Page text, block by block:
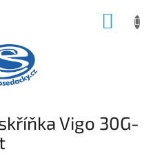
Vigo 30G-